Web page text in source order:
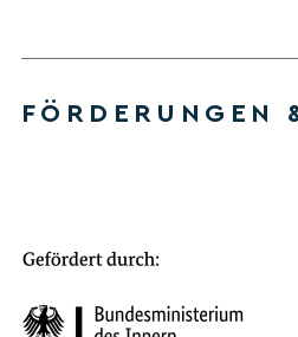
FÖRDERUNGEN